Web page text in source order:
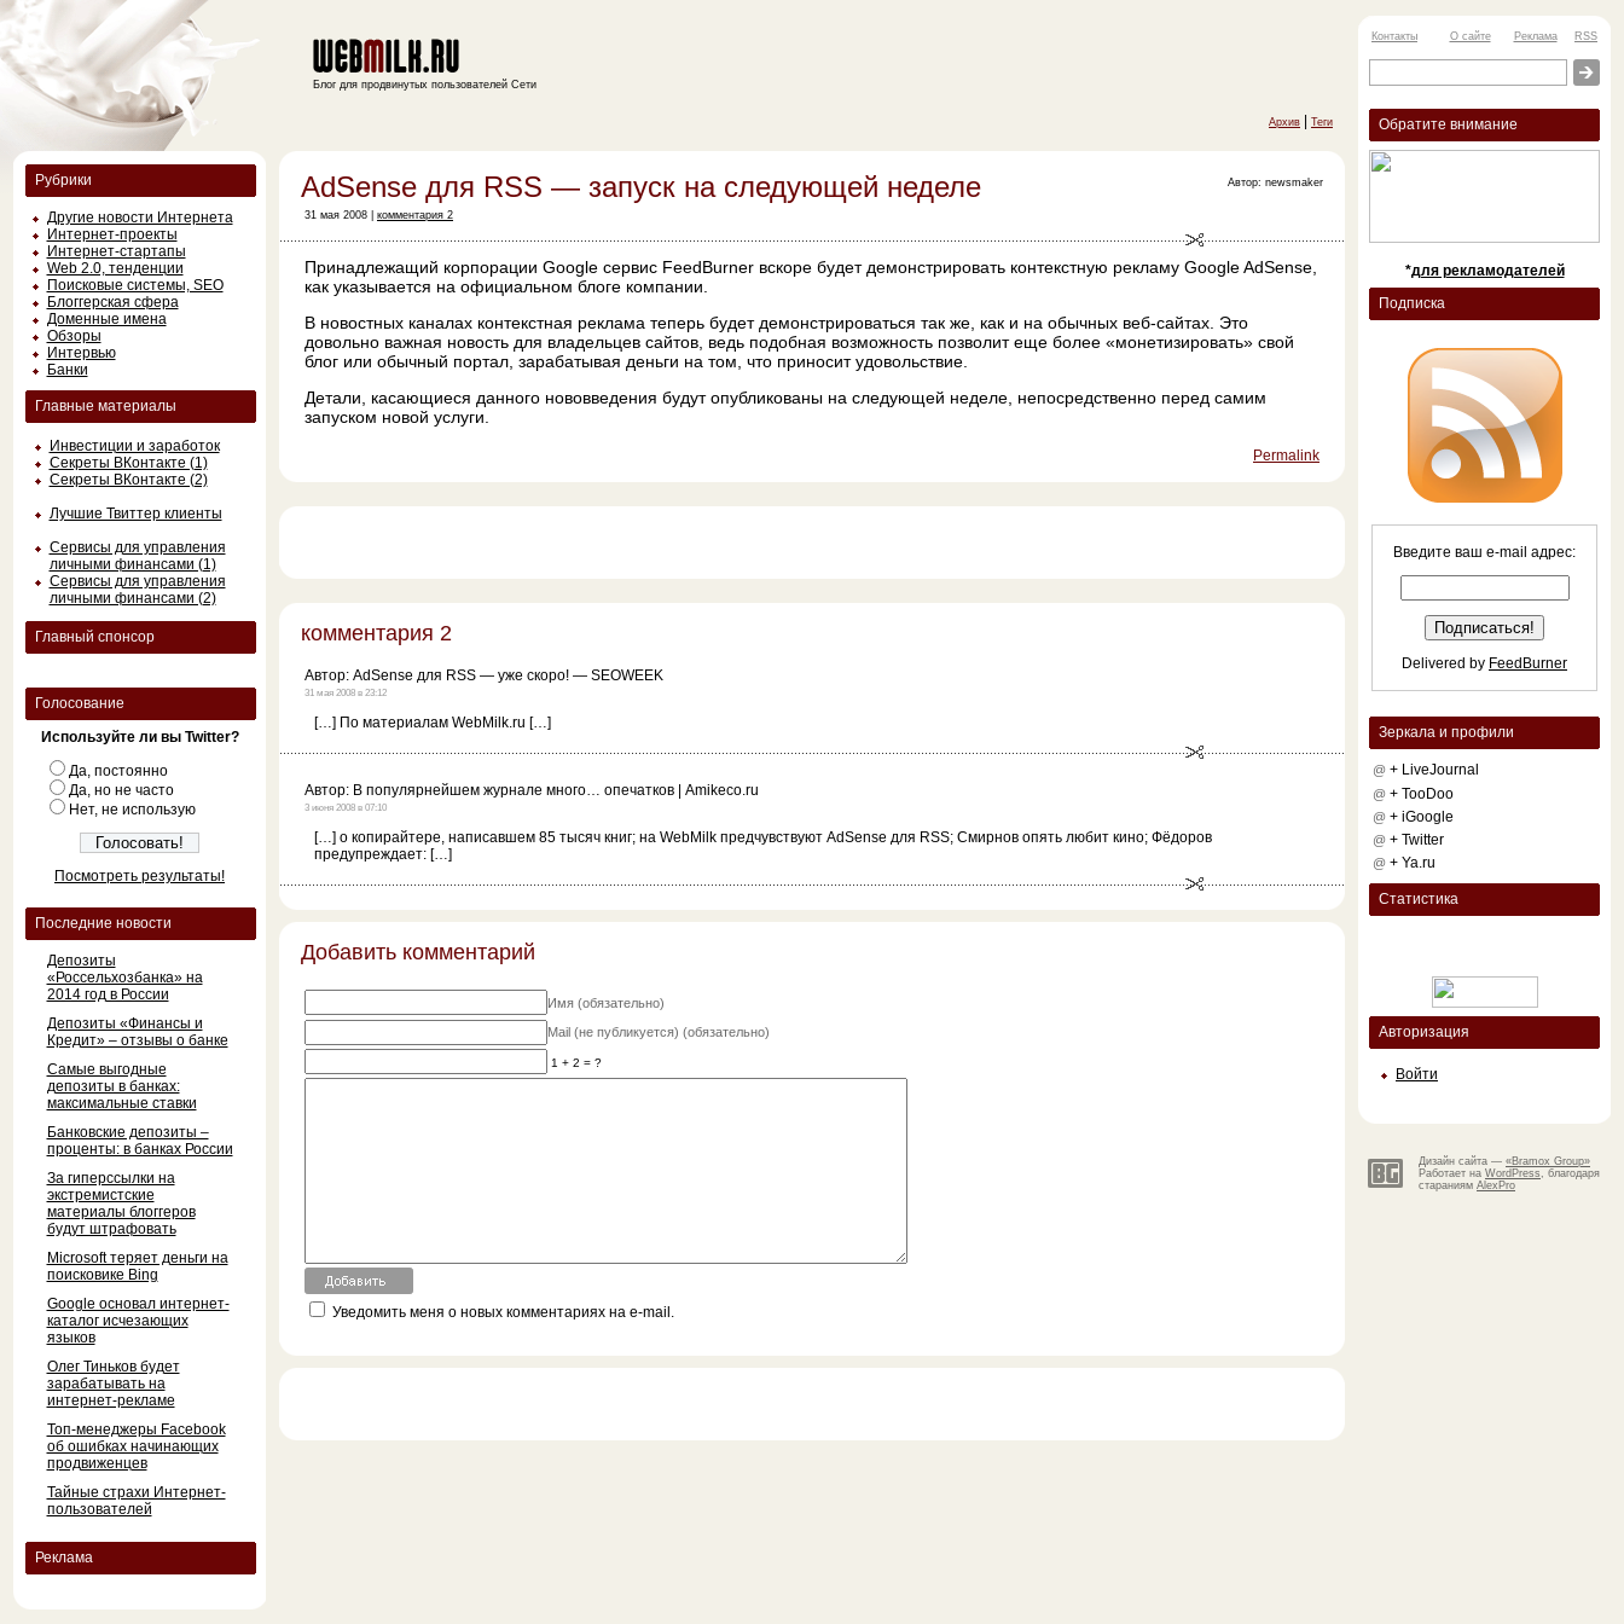
Рубрики
Другие новости Интернета
Интернет-проекты
Интернет-стартапы
Web 2.0, тенденции
Поисковые системы, SEO
Блоггерская сфера
Доменные имена
Обзоры
Интервью
Банки
Главные материалы
Инвестиции и заработок
Секреты ВКонтакте (1)
Секреты ВКонтакте (2)
Лучшие Твиттер клиенты
Сервисы для управления
личными финансами (1)
Сервисы для управления
личными финансами (2)
Главный спонсор
Голосование
Используйте ли вы Twitter?
Да, постоянно
Да, но не часто
Нет, не использую
Посмотреть результаты!
Последние новости
Депозиты
«Россельхозбанка» на
2014 год в России
Депозиты «Финансы и
Кредит» – отзывы о банке
Самые выгодные
депозиты в банках:
максимальные ставки
Банковские депозиты –
проценты: в банках России
За гиперссылки на
экстремистские
материалы блоггеров
будут штрафовать
Microsoft теряет деньги на
поисковике Bing
Google основал интернет-
каталог исчезающих
языков
Олег Тиньков будет
зарабатывать на
интернет-рекламе
Топ-менеджеры Facebook
об ошибках начинающих
продвиженцев
Тайные страхи Интернет-
пользователей
Реклама
Блог для продвинутых пользователей Сети
Архив Теги
AdSense для RSS — запуск на следующей неделе
31 мая 2008 | комментария 2
Автор: newsmaker
Принадлежащий корпорации Google сервис FeedBurner вскоре будет демонстрировать контекстную рекламу Google AdSense,
как указывается на официальном блоге компании.
В новостных каналах контекстная реклама теперь будет демонстрироваться так же, как и на обычных веб-сайтах. Это
довольно важная новость для владельцев сайтов, ведь подобная возможность позволит еще более «монетизировать» свой
блог или обычный портал, зарабатывая деньги на том, что приносит удовольствие.
Детали, касающиеся данного нововведения будут опубликованы на следующей неделе, непосредственно перед самим
запуском новой услуги.
Permalink
комментария 2
Автор: AdSense для RSS — уже скоро! — SEOWEEK
31 мая 2008 в 23:12
[…] По материалам WebMilk.ru […]
Автор: В популярнейшем журнале много… опечатков | Amikeco.ru
3 июня 2008 в 07:10
[…] о копирайтере, написавшем 85 тысяч книг; на WebMilk предчувствуют AdSense для RSS; Смирнов опять любит кино; Фёдоров
предупреждает: […]
Добавить комментарий
Имя (обязательно)
Mail (не публикуется) (обязательно)
1 + 2 = ?
Уведомить меня о новых комментариях на e-mail.
Контакты О сайте Реклама RSS
Обратите внимание
*для рекламодателей
Подписка
Введите ваш e-mail адрес:
Delivered by FeedBurner
Зеркала и профили
@ + LiveJournal
@ + TooDoo
@ + iGoogle
@ + Twitter
@ + Ya.ru
Статистика
Авторизация
Войти
Дизайн сайта — «Bramox Group»
Работает на WordPress, благодаря
стараниям AlexPro